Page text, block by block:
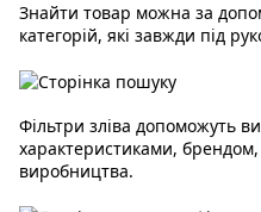
Знайти товар можна за
категорій, які завжди під
Фільтри зліва допоможуть
характеристиками,
виробництва.